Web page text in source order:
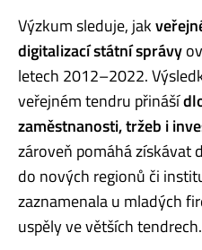
Výzkum sleduje, jak
digitalizací státní správy
letech 2012–2022.
veřejném tendru přináší
zaměstnanosti, tržeb i
zároveň pomáhá získávat
do nových regionů či
zaznamenala u mladých
uspěly ve větších tendrech.